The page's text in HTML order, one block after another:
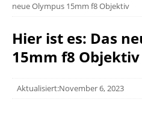
neue Olympus 15mm f8 Objektiv
Hier ist es: Das
15mm f8 Objektiv
Aktualisiert:November 6, 2023